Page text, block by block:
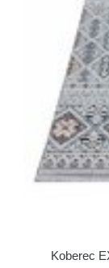
Koberec